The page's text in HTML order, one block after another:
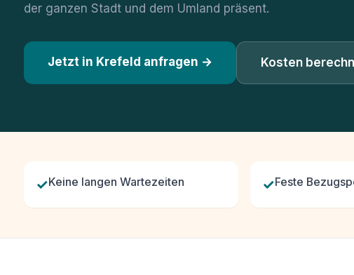
der ganzen Stadt und dem Umland präsent.
Jetzt in Krefeld anfragen → Kosten
✓Keine langen Wartezeiten ✓Feste